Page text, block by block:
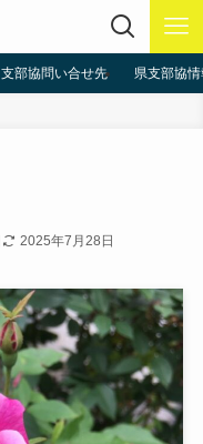
支部協問い合せ先 県支部協
2025年7月28日